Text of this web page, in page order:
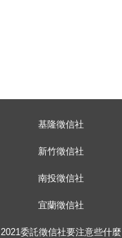
基隆徵信社
新竹徵信社
南投徵信社
宜蘭徵信社
2021委託徵信社要注意些什麼